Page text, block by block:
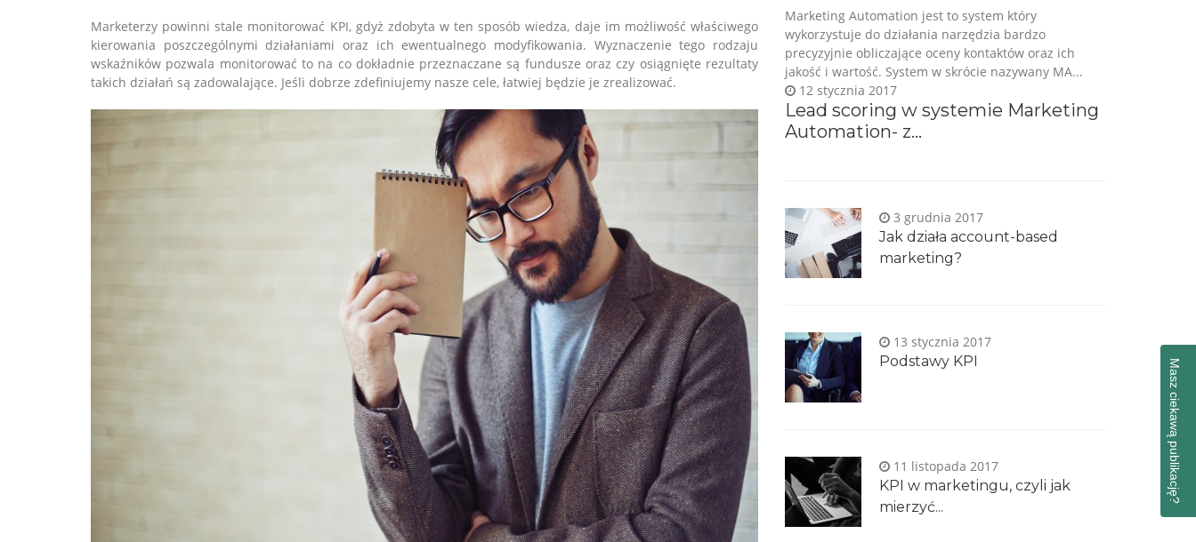
Marketerzy powinni stale monitorować KPI, gdyż zdobyta w ten sposób wiedza, daje im możliwość właściwego
kierowania poszczególnymi działaniami oraz ich ewentualnego modyfikowania. Wyznaczenie tego rodzaju
wskaźników pozwala monitorować to na co dokładnie przeznaczane są fundusze oraz czy osiągnięte rezultaty
takich działań są zadowalające. Jeśli dobrze zdefiniujemy nasze cele, łatwiej będzie je zrealizować.
Lead scoring w systemie Marketing
Automation- z...
12 stycznia 2017
Marketing Automation jest to system który
wykorzystuje do działania narzędzia bardzo
precyzyjnie obliczające oceny kontaktów oraz ich
jakość i wartość. System w skrócie nazywany MA...
Jak działa account-based
marketing?
3 grudnia 2017
Podstawy KPI
13 stycznia 2017
KPI w marketingu, czyli jak
mierzyć...
11 listopada 2017 Masz ciekawą publikację?